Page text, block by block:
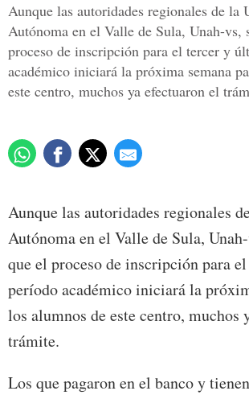
Aunque las autoridades regionales de la
Autónoma en el Valle de Sula, Unah-vs,
proceso de inscripción para el tercer y
académico iniciará la próxima semana
este centro, muchos ya efectuaron el
Aunque las autoridades regionales
Autónoma en el Valle de Sula,
que el proceso de inscripción para
período académico iniciará la
los alumnos de este centro, muchos
trámite.
Los que pagaron en el banco y